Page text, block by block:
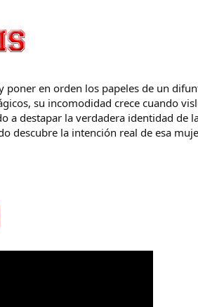
en orden los papeles de un
su incomodidad crece cuando
a destapar la verdadera identidad de
descubre la intención real de esa